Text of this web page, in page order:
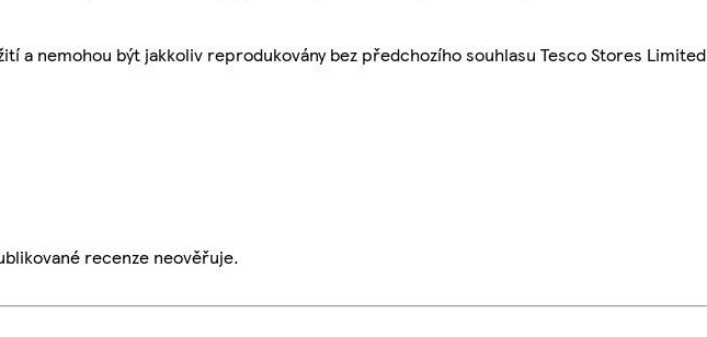
a nemohou být jakkoliv reprodukovány bez předchozího souhlasu Tesco Stores Limited
recenze neověřuje.